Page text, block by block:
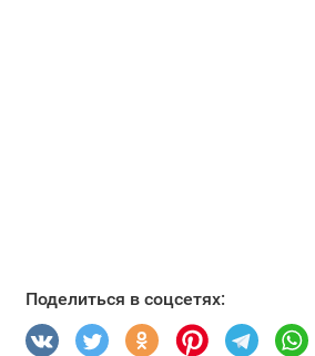
Поделиться в соцсетях: